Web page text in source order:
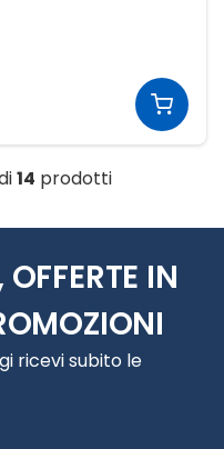
14 prodotti
IN
ricevi subito le